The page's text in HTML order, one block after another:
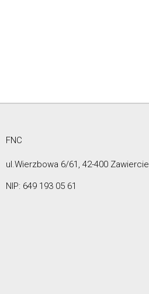
FNC
ul.Wierzbowa 6/61, 42-400 Zawiercie
NIP: 649 193 05 61